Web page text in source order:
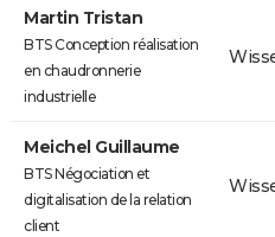
Martin Tristan
BTS Conception réalisation
en chaudronnerie
industrielle
Meichel Guillaume
BTS Négociation et
digitalisation de la relation
client